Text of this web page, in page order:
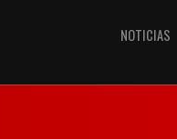
NOTICIAS